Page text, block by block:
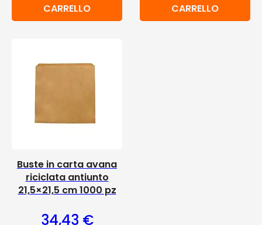
CARRELLO
CARRELLO
Buste in carta avana
riciclata antiunto
21,5×21,5 cm 1000 pz
34,43 €